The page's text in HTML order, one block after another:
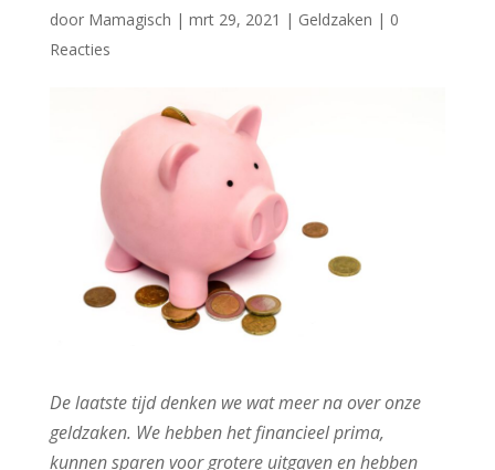
door Mamagisch | mrt 29, 2021 | Geldzaken | 0
Reacties
De laatste tijd denken we wat meer na over onze
geldzaken. We hebben het financieel prima,
kunnen sparen voor grotere uitgaven en hebben